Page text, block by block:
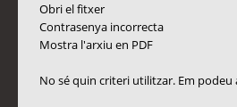
Obri el fitxer
Contrasenya incorrecta
Mostra l'arxiu en PDF
No sé quin criteri utilitzar. Em podeu